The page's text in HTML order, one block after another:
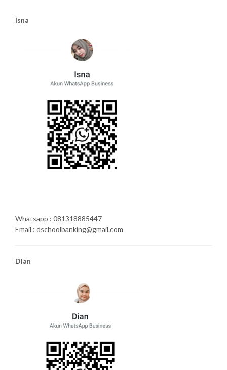
Isna
Whatsapp : 081318885447
Email : dschoolbanking@gmail.com
Dian